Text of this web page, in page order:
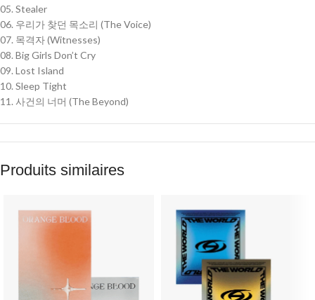
05. Stealer
06. 우리가 찾던 목소리 (The Voice)
07. 목격자 (Witnesses)
08. Big Girls Don’t Cry
09. Lost Island
10. Sleep Tight
11. 사건의 너머 (The Beyond)
Produits similaires